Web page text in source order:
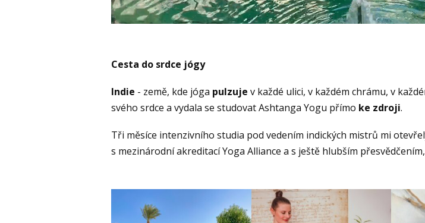
Cesta do srdce jógy
Indie - země, kde jóga pulzuje v každé ulici, v každém chrámu, v
svého srdce a vydala se studovat Ashtanga Yogu přímo ke zdroji.
Tři měsíce intenzivního studia pod vedením indických mistrů mi
s mezinárodní akreditací Yoga Alliance a s ještě hlubším